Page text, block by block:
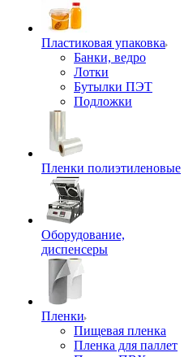
Пластиковая упаковка
Банки, ведро
Лотки
Бутылки ПЭТ
Подложки
Пленки полиэтиленовые
Оборудование,
диспенсеры
Пленки
Пищевая пленка
Пленка для паллет